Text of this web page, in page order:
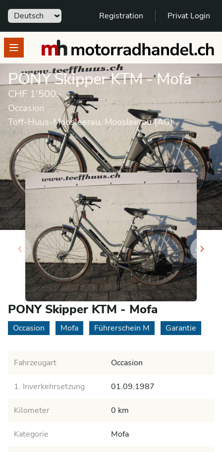
Sprache Registration Privat Login
Open menumotorradhandel.ch
PONY Skipper KTM - Mofa
CHF 1’500.-
Occasion
Töff-Huus-Moosleerau, Moosleerau (AG)
Occasion Mofa PONY Skipper
PONY Skipper KTM - Mofa
Occasion Mofa Führerschein M Garantie
Fahrzeugart Occasion
1. Inverkehrsetzung 01.09.1987
Kilometer 0 km
Kategorie Mofa